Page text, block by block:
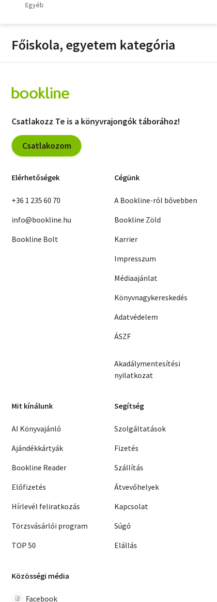
Egyéb
Főiskola, egyetem kategória
Csatlakozz Te is a könyvrajongók táborához!
Csatlakozom
Elérhetőségek
+36 1 235 60 70
info@bookline.hu
Bookline Bolt
Cégünk
A Bookline-ról bővebben
Bookline Zöld
Karrier
Impresszum
Médiaajánlat
Könyvnagykereskedés
Adatvédelem
ÁSZF
Akadálymentesítési
nyilatkozat
Mit kínálunk
AI Könyvajánló
Ajándékkártyák
Bookline Reader
Előfizetés
Hírlevél feliratkozás
Törzsvásárlói program
TOP 50
Segítség
Szolgáltatások
Fizetés
Szállítás
Átvevőhelyek
Kapcsolat
Súgó
Elállás
Közösségi média
Facebook